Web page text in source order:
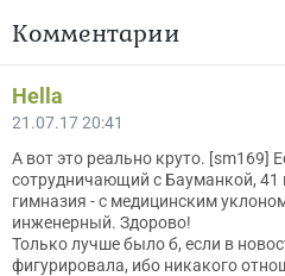
Комментарии
Hella
21.07.17 20:41
А вот это реально круто. [sm169]
сотрудничающий с Бауманкой, 41
гимназия - с медицинским
инженерный. Здорово!
Только лучше было б, если в
фигурировала, ибо никакого